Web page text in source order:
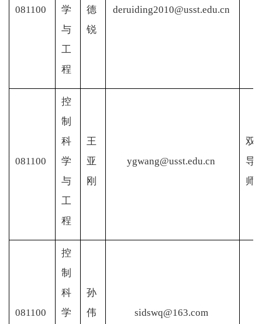
081100
学
与
工
程
德
锐
deruiding2010@usst.edu.cn
081100
控
制
科
学
与
工
程
王
亚
刚
ygwang@usst.edu.cn
双
导
师
081100
控
制
科
学
孙
伟
sidswq@163.com